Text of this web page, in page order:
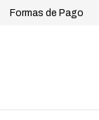
Formas de Pago